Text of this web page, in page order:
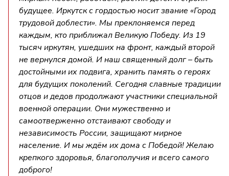
будущее. Иркутск с гордостью носит звание «Город
трудовой доблести». Мы преклоняемся перед
каждым, кто приближал Великую Победу. Из 19
тысяч иркутян, ушедших на фронт, каждый второй
не вернулся домой. И наш священный долг – быть
достойными их подвига, хранить память о героях
для будущих поколений. Сегодня славные традиции
отцов и дедов продолжают участники специальной
военной операции. Они мужественно и
самоотверженно отстаивают свободу и
независимость России, защищают мирное
население. И мы ждём их дома с Победой! Желаю
крепкого здоровья, благополучия и всего самого
доброго!